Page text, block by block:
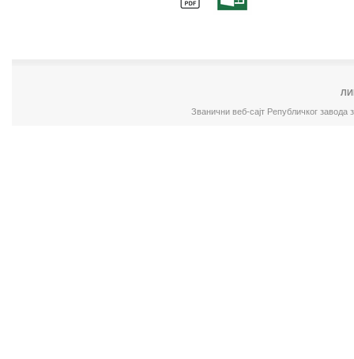
Званични веб-сајт Републичког